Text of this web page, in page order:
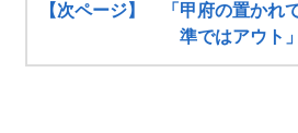
【次ページ】 「甲府の置かれ
準ではアウト」